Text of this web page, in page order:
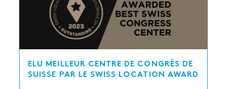
ELU MEILLEUR CENTRE DE CONGRÈS DE
SUISSE PAR LE SWISS LOCATION AWARD